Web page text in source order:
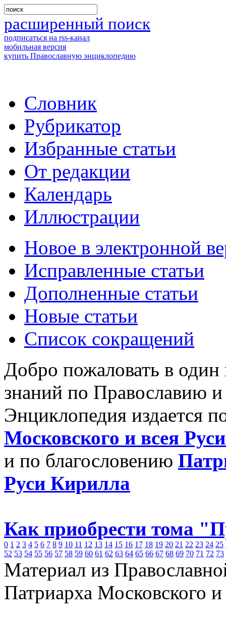
расширенный поиск
подписаться на rss-канал
мобильная версия
купить Православную энциклопедию
Словник
Рубрикатор
Избранные статьи
От редакции
Календарь
Иллюстрации
Новое в электронной
Исправленные статьи
Дополненные статьи
Новые статьи
Список сокращений
Добро пожаловать в
знаний по Православию
Энциклопедия издается
Московского и всея
и по благословению
Руси Кирилла
Как приобрести тома
0 1 2 3 4 5 6 7 8 9 10 11 12 13 14 15 16 17 18 19 20 21 22 23 24 25
52 53 54 55 56 57 58 59 60 61 62 63 64 65 66 67 68 69 70 71 72 73
Материал из
Патриарха Московского